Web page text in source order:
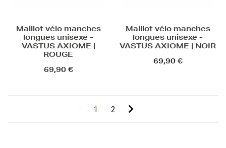
Maillot vélo manches
longues unisexe -
VASTUS AXIOME |
ROUGE
69,90 €
Maillot vélo manches
longues unisexe -
VASTUS AXIOME | NOIR
69,90 €
1 2